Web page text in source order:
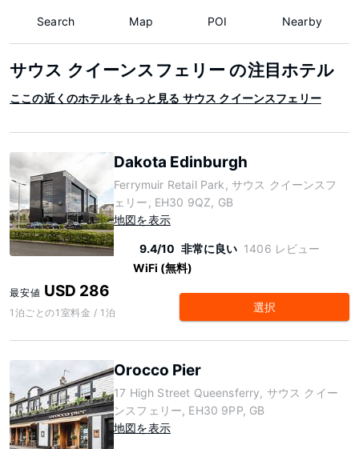
Search Map POI Nearby
サウス クイーンスフェリー の注目ホテル
ここの近くのホテルをもっと見る サウス クイーンスフェリー
Dakota Edinburgh
Ferrymuir Retail Park, サウス クイーンスフ
ェリー, EH30 9QZ, GB
地図を表示
9.4/10 非常に良い 1406 レビュー
WiFi (無料)
最安値 USD 286
1泊ごとの1室料金 / 1泊 選択
Orocco Pier
17 High Street Queensferry, サウス クイー
ンスフェリー, EH30 9PP, GB
地図を表示